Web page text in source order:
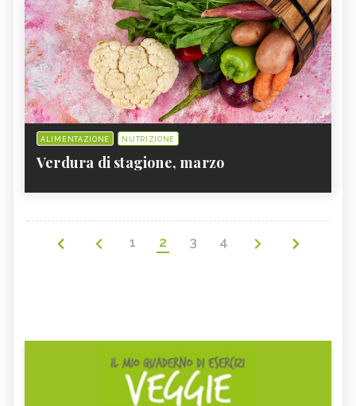
ALIMENTAZIONE NUTRIZIONE
Verdura di stagione, marzo
1 2 3 4